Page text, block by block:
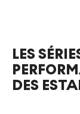
LES
DES